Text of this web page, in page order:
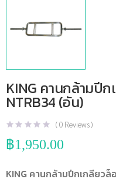
KING คานกล้ามปีก
NTRB34 (อัน)
(0 Reviews )
฿1,950.00
KING คานกล้ามปีกเกลียวล็